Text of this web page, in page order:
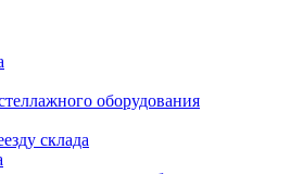
оборудования
склада